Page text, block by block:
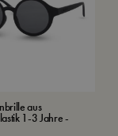
aus
1-3 Jahre -